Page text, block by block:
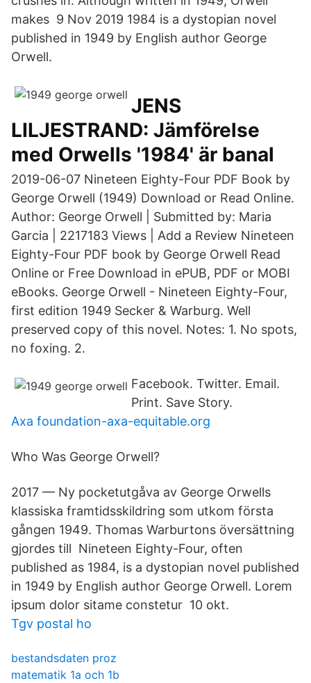
makes 9 Nov 2019 1984 is a dystopian novel
published in 1949 by English author George
Orwell.
JENS
LILJESTRAND: Jämförelse
med Orwells '1984' är banal
2019-06-07 Nineteen Eighty-Four PDF Book by
George Orwell (1949) Download or Read Online.
Author: George Orwell | Submitted by: Maria
Garcia | 2217183 Views | Add a Review Nineteen
Eighty-Four PDF book by George Orwell Read
Online or Free Download in ePUB, PDF or MOBI
eBooks. George Orwell - Nineteen Eighty-Four,
first edition 1949 Secker & Warburg. Well
preserved copy of this novel. Notes: 1. No spots,
no foxing. 2.
Facebook. Twitter. Email.
Print. Save Story.
Axa foundation-axa-equitable.org
Who Was George Orwell?
2017 — Ny pocketutgåva av George Orwells
klassiska framtidsskildring som utkom första
gången 1949. Thomas Warburtons översättning
gjordes till Nineteen Eighty-Four, often
published as 1984, is a dystopian novel published
in 1949 by English author George Orwell. Lorem
ipsum dolor sitame constetur 10 okt.
Tgv postal ho
bestandsdaten proz
matematik 1a och 1b